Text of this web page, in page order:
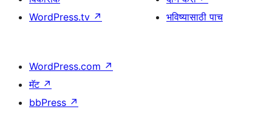
WordPress.tv ↗
भविष्यासाठी पाच
WordPress.com ↗
मॅट ↗
bbPress ↗